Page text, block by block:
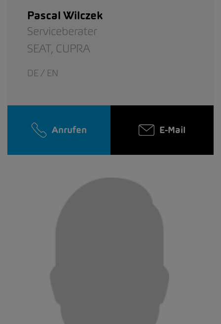
Pascal Wilczek
Serviceberater
SEAT, CUPRA
DE / EN
Anrufen E-Mail